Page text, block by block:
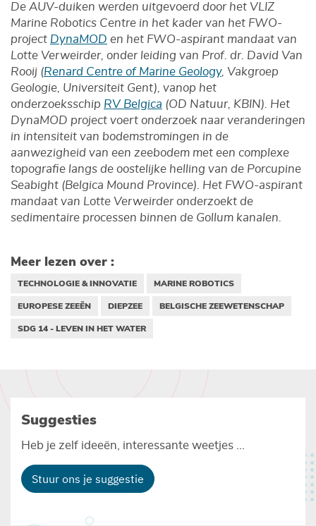
De AUV-duiken werden uitgevoerd door het VLIZ
Marine Robotics Centre in het kader van het FWO-
project DynaMOD en het FWO-aspirant mandaat van
Lotte Verweirder, onder leiding van Prof. dr. David Van
Rooij (Renard Centre of Marine Geology, Vakgroep
Geologie, Universiteit Gent), vanop het
onderzoeksschip RV Belgica (OD Natuur, KBIN). Het
DynaMOD project voert onderzoek naar veranderingen
in intensiteit van bodemstromingen in de
aanwezigheid van een zeebodem met een complexe
topografie langs de oostelijke helling van de Porcupine
Seabight (Belgica Mound Province). Het FWO-aspirant
mandaat van Lotte Verweirder onderzoekt de
sedimentaire processen binnen de Gollum kanalen.
Meer lezen over :
TECHNOLOGIE & INNOVATIE
MARINE ROBOTICS
EUROPESE ZEEËN
DIEPZEE
BELGISCHE ZEEWETENSCHAP
SDG 14 - LEVEN IN HET WATER
Suggesties
Heb je zelf ideeën, interessante weetjes ...
Stuur ons je suggestie